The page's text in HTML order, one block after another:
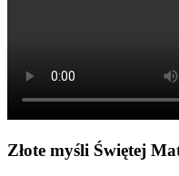
Złote myśli Świętej